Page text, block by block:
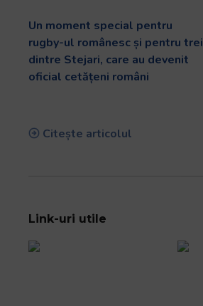
Un moment special pentru
rugby-ul românesc și pentru trei
dintre Stejari, care au devenit
oficial cetățeni români
Citește articolul
Link-uri utile